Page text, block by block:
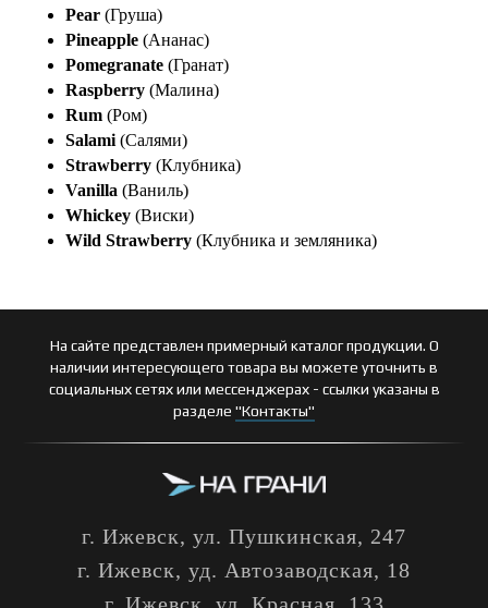
Pear (Груша)
Pineapple (Ананас)
Pomegranate (Гранат)
Raspberry (Малина)
Rum (Ром)
Salami (Салями)
Strawberry (Клубника)
Vanilla (Ваниль)
Whickey (Виски)
Wild Strawberry (Клубника и земляника)
На сайте представлен примерный каталог продукции. О
наличии интересующего товара вы можете уточнить в
социальных сетях или мессенджерах - ссылки указаны в
разделе "Контакты"
г. Ижевск, ул. Пушкинская, 247
г. Ижевск, уд. Автозаводская, 18